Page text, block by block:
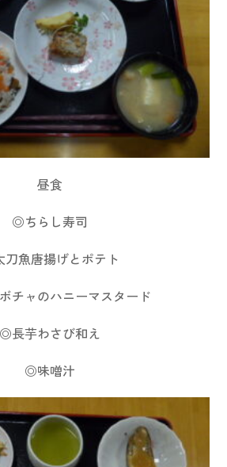
昼食
◎ちらし寿司
魚唐揚げとポテト
チャのハニーマスタード
◎長芋わさび和え
◎味噌汁